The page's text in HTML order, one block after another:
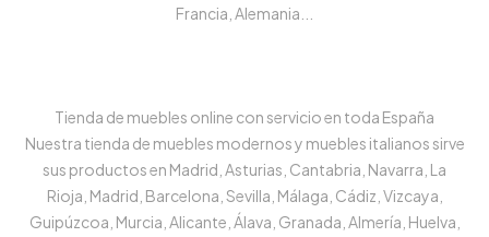
Francia, Alemania...
Tienda de muebles online con servicio en toda España
Nuestra tienda de muebles modernos y muebles italianos sirve
sus productos en Madrid, Asturias, Cantabria, Navarra, La
Rioja, Madrid, Barcelona, Sevilla, Málaga, Cádiz, Vizcaya,
Guipúzcoa, Murcia, Alicante, Álava, Granada, Almería, Huelva,